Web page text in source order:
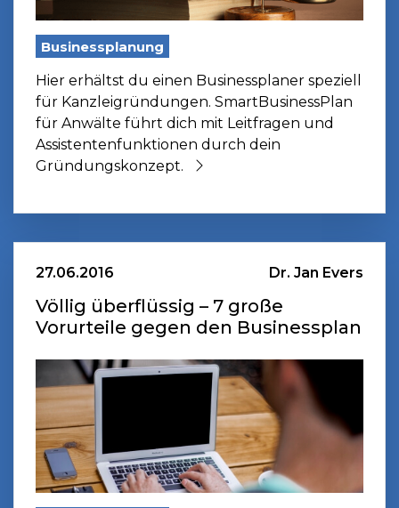
Businessplanung
Hier erhältst du einen Businessplaner speziell
für Kanzleigründungen. SmartBusinessPlan
für Anwälte führt dich mit Leitfragen und
Assistentenfunktionen durch dein
Gründungskonzept.
27.06.2016 Dr. Jan Evers
Völlig überflüssig – 7 große
Vorurteile gegen den Businessplan